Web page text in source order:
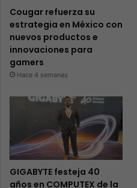
Cougar refuerza su
estrategia en México con
nuevos productos e
innovaciones para
gamers
Hace 4 semanas
GIGABYTE festeja 40
años en COMPUTEX de la